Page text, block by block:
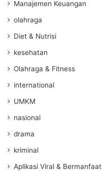
Manajemen Keuangan
olahraga
Diet & Nutrisi
kesehatan
Olahraga & Fitness
international
UMKM
nasional
drama
kriminal
Aplikasi Viral & Bermanfaat